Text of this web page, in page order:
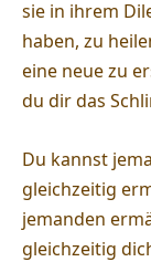
sie in ihrem
haben, zu
eine neue zu
du dir das
Du kannst
gleichzeitig
jemanden
gleichzeitig